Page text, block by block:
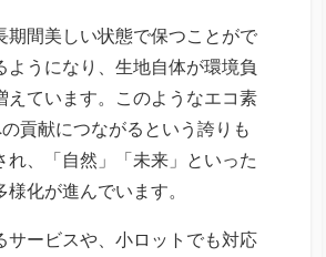
期間美しい状態で保つことがで
うになり、生地自体が環境負
ています。このようなエコ素
貢献につながるという誇りも
、「自然」「未来」といった
化が進んでいます。
ービスや、小ロットでも対応